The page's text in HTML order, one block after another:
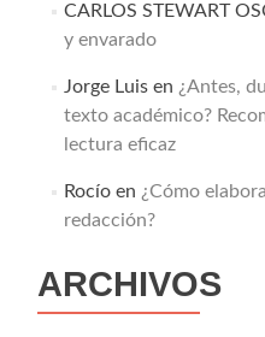
CARLOS STEWART
y envarado
Jorge Luisen ¿Antes,
texto académico?
lectura eficaz
Rocíoen ¿Cómo
redacción?
ARCHIVOS